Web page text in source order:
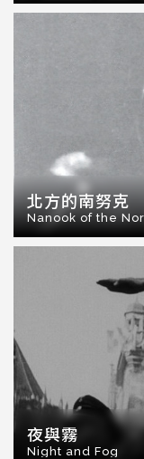
北方的南努克
Nanook of the
夜與霧
Night and Fog